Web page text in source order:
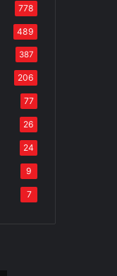
778
489
387
206
77
26
24
9
7